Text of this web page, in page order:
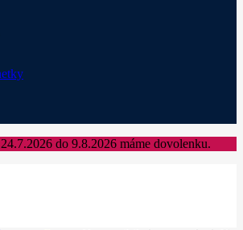
do 9.8.2026 máme dovolenku.